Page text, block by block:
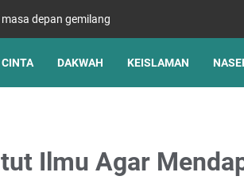
depan gemilang
CINTA DAKWAH KEISLAMAN
Ilmu Agar